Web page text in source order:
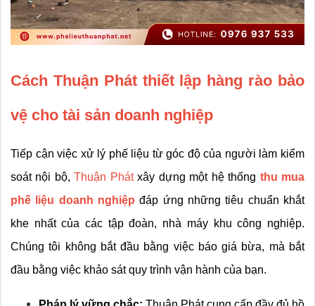
Cách Thuận Phát thiết lập hàng rào bảo
vệ cho tài sản doanh nghiệp
Tiếp cận việc xử lý phế liệu từ góc độ của người làm kiểm
soát nội bộ, Thuận Phát xây dựng một hệ thống thu mua
phế liệu doanh nghiệp đáp ứng những tiêu chuẩn khắt
khe nhất của các tập đoàn, nhà máy khu công nghiệp.
Chúng tôi không bắt đầu bằng việc báo giá bừa, mà bắt
đầu bằng việc khảo sát quy trình vận hành của bạn.